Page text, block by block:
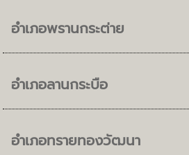
อำเภอพรานกระต่าย
อำเภอลานกระบือ
อำเภอทรายทองวัฒนา